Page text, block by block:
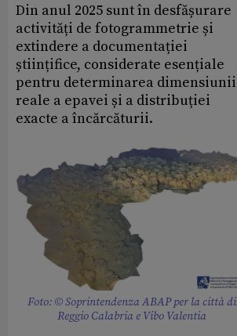
Din anul 2025 sunt în desfășurare
activități de fotogrammetrie și
extindere a documentației
științifice, considerate esențiale
pentru determinarea dimensiunii
reale a epavei și a distribuției
exacte a încărcăturii.
Foto: © Soprintendenza ABAP per la città di
Reggio Calabria e Vibo Valentia